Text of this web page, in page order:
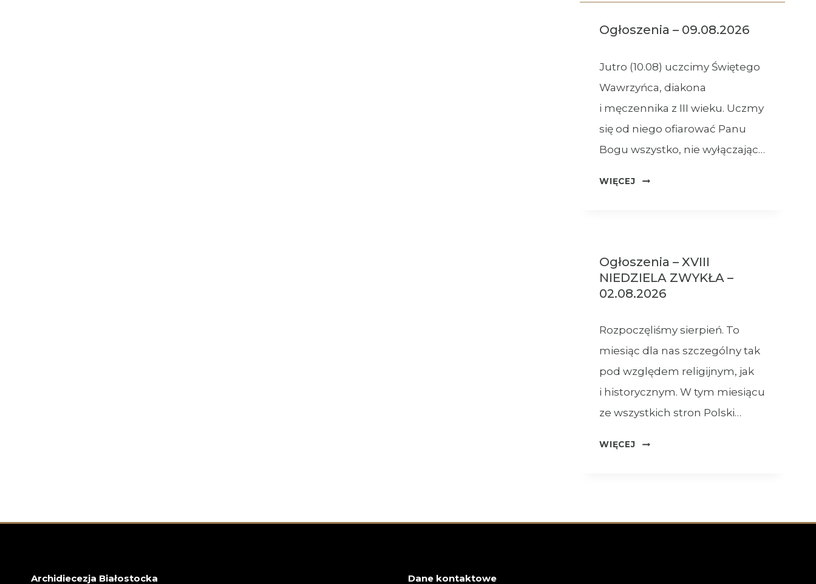
Ogłoszenia – 09.08.2026
Jutro (10.08) uczcimy Świętego
Wawrzyńca, diakona
i męczennika z III wieku. Uczmy
się od niego ofiarować Panu
Bogu wszystko, nie wyłączając…
WIĘCEJ
OGŁOSZENIA
Ogłoszenia – XVIII
NIEDZIELA ZWYKŁA –
02.08.2026
Rozpoczęliśmy sierpień. To
miesiąc dla nas szczególny tak
pod względem religijnym, jak
i historycznym. W tym miesiącu
ze wszystkich stron Polski…
WIĘCEJ
OGŁOSZENIA
–
Archidiecezja Białostocka Dane kontaktowe